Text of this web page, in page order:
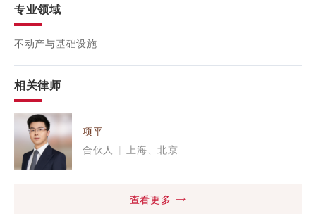
专业领域
不动产与基础设施
相关律师
项平
合伙人
| 上海、北京
查看更多